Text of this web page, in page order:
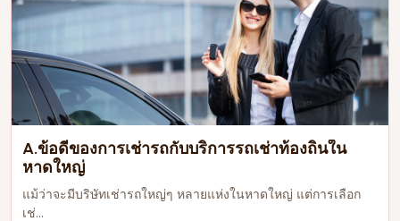
A.ข้อดีของการเช่ารถกับบริการรถเช่าท้องถิ่นใน
หาดใหญ่
แม้ว่าจะมีบริษัทเช่ารถใหญ่ๆ หลายแห่งในหาดใหญ่ แต่การเลือก
เช่...